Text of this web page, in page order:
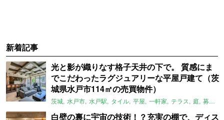
新着記事
光と影が織りなす格子天井の下で。 質感にま
でこだわったラグジュアリーな平屋戸建て（茨
城県水戸市114㎡の売買物件）
茨城 水戸市 水戸駅 タイル 平屋 一軒家 テラス 庭 募集中
白壁の裏に宇宙の技術！？充実の棚で、ディス